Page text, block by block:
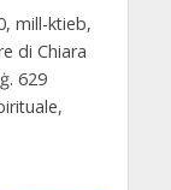
mill-ktieb,
di Chiara
629